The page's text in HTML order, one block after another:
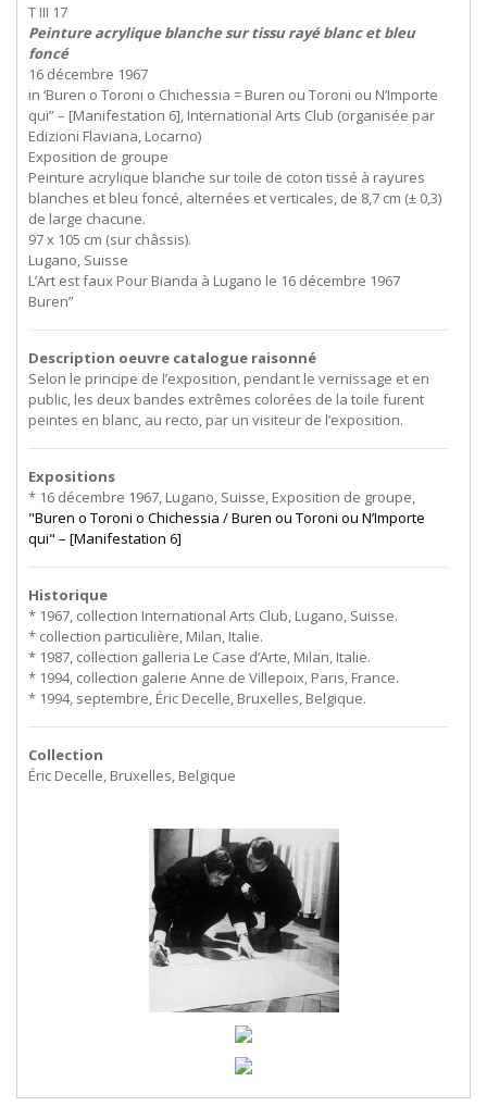
T III 17
Peinture acrylique blanche sur tissu rayé blanc et bleu
foncé
16 décembre 1967
in ‘Buren o Toroni o Chichessia = Buren ou Toroni ou N’Importe
qui” – [Manifestation 6], International Arts Club (organisée par
Edizioni Flaviana, Locarno)
Exposition de groupe
Peinture acrylique blanche sur toile de coton tissé à rayures
blanches et bleu foncé, alternées et verticales, de 8,7 cm (± 0,3)
de large chacune.
97 x 105 cm (sur châssis).
Lugano, Suisse
L’Art est faux Pour Bianda à Lugano le 16 décembre 1967
Buren”
Description oeuvre catalogue raisonné
Selon le principe de l’exposition, pendant le vernissage et en
public, les deux bandes extrêmes colorées de la toile furent
peintes en blanc, au recto, par un visiteur de l’exposition.
Expositions
* 16 décembre 1967, Lugano, Suisse, Exposition de groupe,
"Buren o Toroni o Chichessia / Buren ou Toroni ou N’Importe
qui" – [Manifestation 6]
Historique
* 1967, collection International Arts Club, Lugano, Suisse.
* collection particulière, Milan, Italie.
* 1987, collection galleria Le Case d’Arte, Milan, Italie.
* 1994, collection galerie Anne de Villepoix, Paris, France.
* 1994, septembre, Éric Decelle, Bruxelles, Belgique.
Collection
Éric Decelle, Bruxelles, Belgique